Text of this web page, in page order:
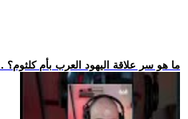
.. ما هو سر علاقة اليهود العرب بأم كلثوم؟